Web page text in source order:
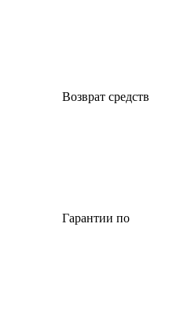
Возврат средств
Гарантии по